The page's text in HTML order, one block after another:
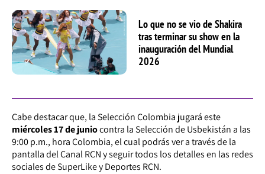
Lo que no se vio de Shakira
tras terminar su show en la
inauguración del Mundial
2026
Cabe destacar que, la Selección Colombia jugará este
miércoles 17 de juniocontra la Selección de Usbekistán a las
9:00 p.m., hora Colombia, el cual podrás ver a través de la
pantalla del Canal RCN y seguir todos los detalles en las redes
sociales de SuperLike y Deportes RCN.